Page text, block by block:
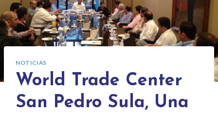
NOTICIAS
World Trade Center
San Pedro Sula, Una